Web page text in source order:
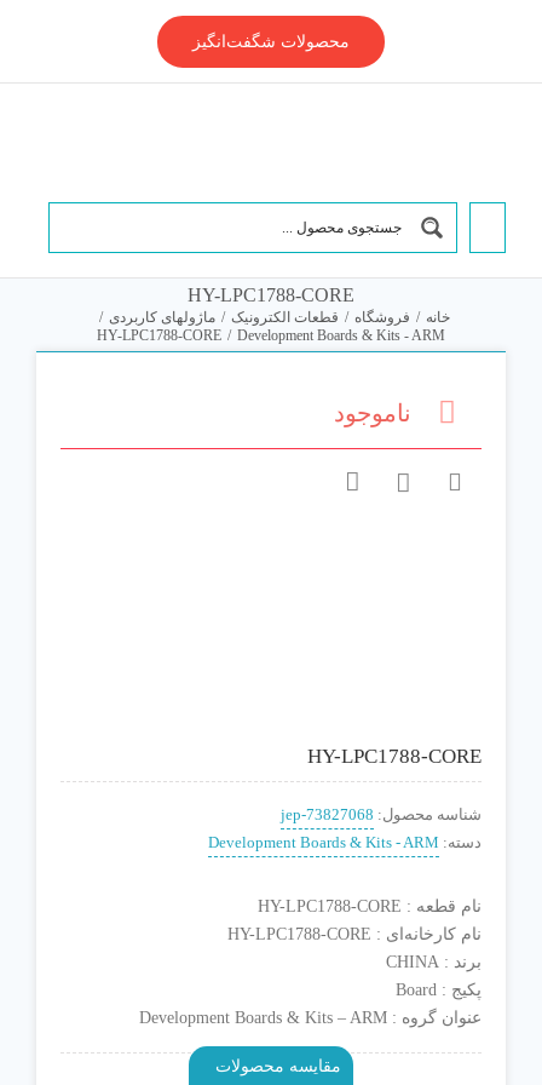
محصولات شگفت‌انگیز
HY-LPC1788-CORE
خانه / فروشگاه / قطعات الکترونیک / ماژولهای کاربردی /
Development Boards & Kits - ARM
/
HY-LPC1788-CORE
ناموجود
HY-LPC1788-CORE
شناسه محصول: jep-73827068
دسته: Development Boards & Kits - ARM
نام قطعه : HY-LPC1788-CORE
نام کارخانه‌ای : HY-LPC1788-CORE
برند : CHINA
پکیج : Board
عنوان گروه : Development Boards & Kits – ARM
مقایسه محصولات